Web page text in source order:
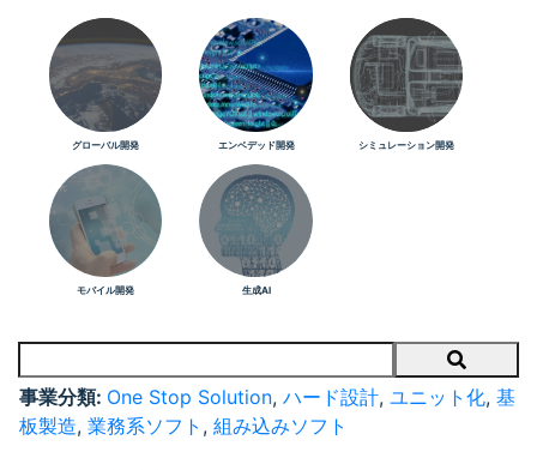
グローバル開発 エンベデッド開発 シミュレーション開発
モバイル開発 生成AI
Search
事業分類: One Stop Solution, ハード設計, ユニット化, 基
板製造, 業務系ソフト , 組み込みソフト